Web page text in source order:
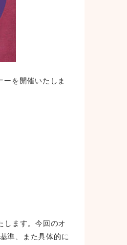
を開催いたしま
します。今回のオ
準、また具体的に